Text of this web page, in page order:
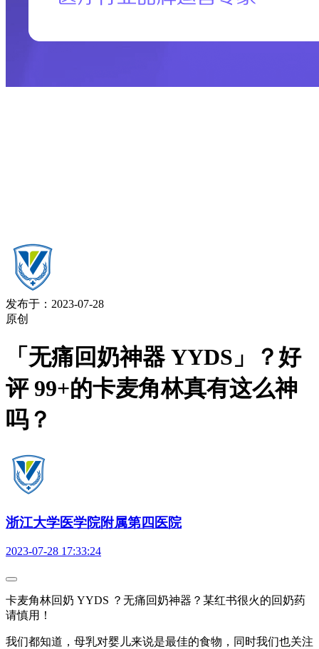
发布于：2023-07-28
原创
「无痛回奶神器 YYDS」？好
评 99+的卡麦角林真有这么神
吗？
浙江大学医学院附属第四医院
2023-07-28 17:33:24
卡麦角林回奶 YYDS ？无痛回奶神器？某红书很火的回奶药
请慎用！
我们都知道，母乳对婴儿来说是最佳的食物，同时我们也关注